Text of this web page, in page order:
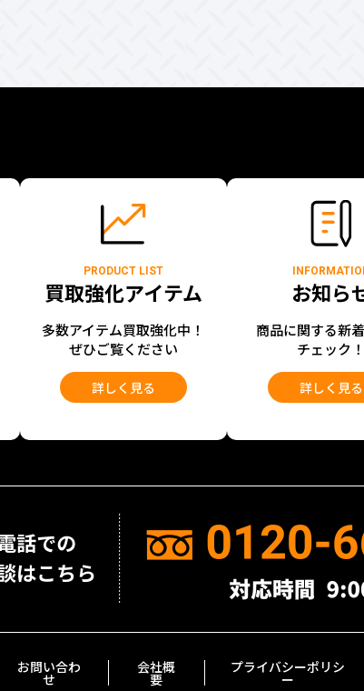
PRODUCT LIST
買取強化アイテム
多数アイテム買取強化中！
ぜひご覧ください
詳しく見る
お知ら
商品に関する新
チェック！
詳しく見る
お問い合わ
せ
会社概
要
プライバシーポリシ
ー